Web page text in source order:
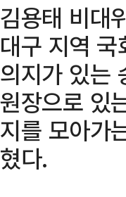
김용태 비대
대구 지역
의지가 있는
원장으로 있
지를 모아가
혔다.